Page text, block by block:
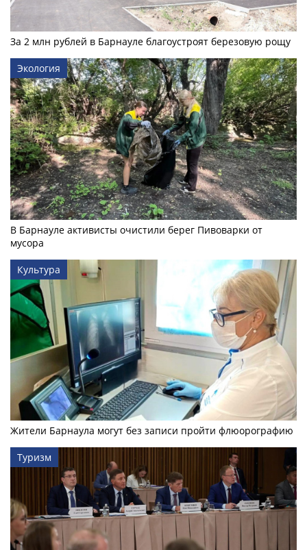
За 2 млн рублей в Барнауле благоустроят березовую рощу
Экология
В Барнауле активисты очистили берег Пивоварки от
мусора
Культура
Жители Барнаула могут без записи пройти флюорографию
Туризм